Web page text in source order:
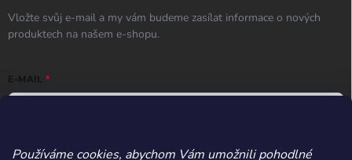
Používáme cookies, abychom Vám umožnili pohodlné
Vložte svůj e-mail a my vám budeme zasílat informace o nových
produktech na našem e-shopu.
E-MAIL
Vložením e-mailu souhlasíte spodmínkami ochrany osobních údajů